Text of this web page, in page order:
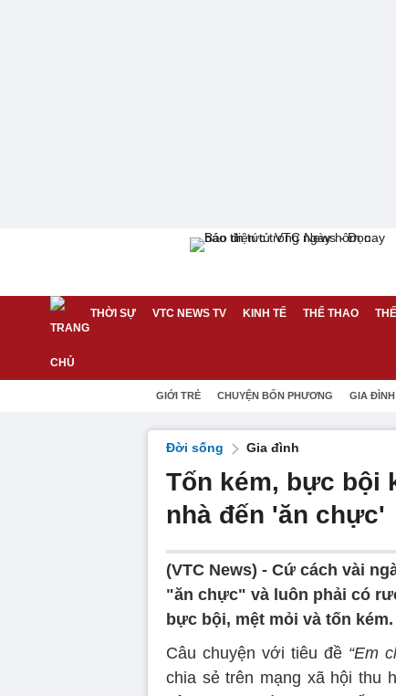
THỜI SỰ VTC NEWS TV KINH TẾ THỂ THAO
GIỚI TRẺ CHUYỆN BỐN PHƯƠNG GIA ĐÌNH
Đời sống Gia đình
Tốn kém, bực bội
nhà đến 'ăn chực'
(VTC News) - Cứ cách vài
"ăn chực" và luôn phải có
bực bội, mệt mỏi và tốn kém.
Câu chuyện với tiêu đề “Em
chia sẻ trên mạng xã hội thu